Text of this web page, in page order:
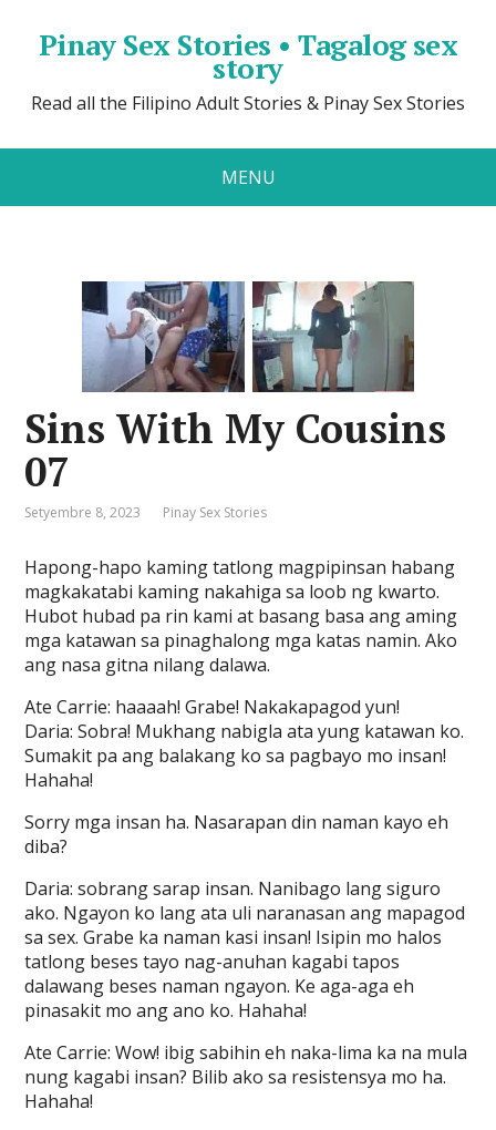
Pinay Sex Stories • Tagalog sex
story
Read all the Filipino Adult Stories & Pinay Sex Stories
MENU
Sins With My Cousins
07
Setyembre 8, 2023 Pinay Sex Stories
Hapong-hapo kaming tatlong magpipinsan habang
magkakatabi kaming nakahiga sa loob ng kwarto.
Hubot hubad pa rin kami at basang basa ang aming
mga katawan sa pinaghalong mga katas namin. Ako
ang nasa gitna nilang dalawa.
Ate Carrie: haaaah! Grabe! Nakakapagod yun!
Daria: Sobra! Mukhang nabigla ata yung katawan ko.
Sumakit pa ang balakang ko sa pagbayo mo insan!
Hahaha!
Sorry mga insan ha. Nasarapan din naman kayo eh
diba?
Daria: sobrang sarap insan. Nanibago lang siguro
ako. Ngayon ko lang ata uli naranasan ang mapagod
sa sex. Grabe ka naman kasi insan! Isipin mo halos
tatlong beses tayo nag-anuhan kagabi tapos
dalawang beses naman ngayon. Ke aga-aga eh
pinasakit mo ang ano ko. Hahaha!
Ate Carrie: Wow! ibig sabihin eh naka-lima ka na mula
nung kagabi insan? Bilib ako sa resistensya mo ha.
Hahaha!